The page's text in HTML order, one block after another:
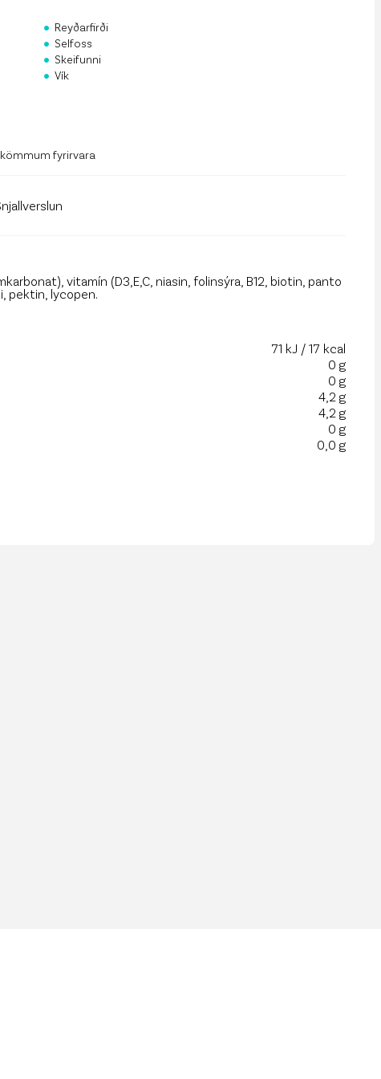
Krónan Public API
Skrá á póstlista
• Reyðarfirði
• Selfoss
• Skeifunni
• Vík
fyrirvara
vitamín (D3,E,C, niasin, folinsýra, B12, biotin, panto
pektin, lycopen.
71 kJ / 17 kcal
0 g
0 g
4,2 g
4,2 g
0 g
0,0 g